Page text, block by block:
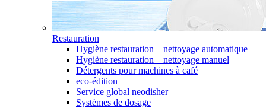
Restauration
Hygiène restauration – nettoyage automatique
Hygiène restauration – nettoyage manuel
Détergents pour machines à café
eco-édition
Service global neodisher
Systèmes de dosage